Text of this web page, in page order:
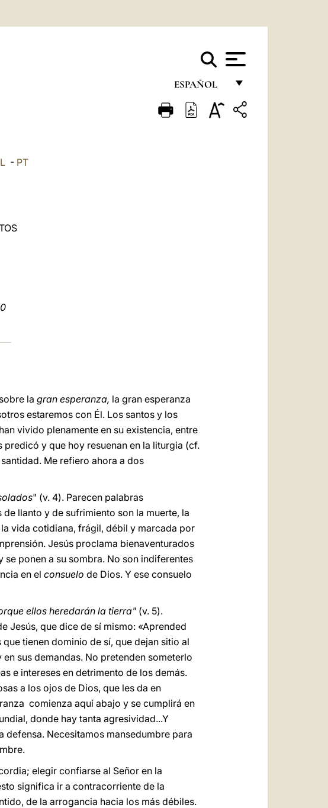
ESPAÑOL
FRANÇAIS
- PT
la gran esperanza, la gran esperanza
estaremos con Él. Los santos y los
vivido plenamente en su existencia, entre
predicó y que hoy resuenan en la liturgia (cf.
Me refiero ahora a dos
" (v. 4). Parecen palabras
llanto y de sufrimiento son la muerte, la
vida cotidiana, frágil, débil y marcada por
Jesús proclama bienaventurados
ponen a su sombra. No son indiferentes
en el consuelo de Dios. Y ese consuelo
ellos heredarán la tierra" (v. 5).
Jesús, que dice de sí mismo: «Aprended
que tienen dominio de sí, que dejan sitio al
sus demandas. No pretenden someterlo
e intereses en detrimento de los demás.
a los ojos de Dios, que les da en
comienza aquí abajo y se cumplirá en
donde hay tanta agresividad...Y
Necesitamos mansedumbre para
elegir confiarse al Señor en la
significa ir a contracorriente de la
de la arrogancia hacia los más débiles.